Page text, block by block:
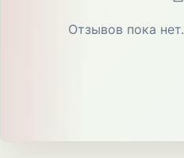
Отзывов пока